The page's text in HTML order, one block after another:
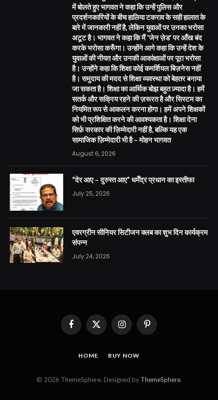
में बोलते हुए भागवत ने कहा कि उन्हें पुलिस और
प्रदर्शनकारियों के बीच हालिया टकराव के सही हालात के
बारे में जानकारी नहीं है, लेकिन युवाओं पर उनका भरोसा
अटूट है। भागवत ने कहा कि मैं ‘जेन ज़ेड’ पर आँख बंद
करके भरोसा करूँगा। उन्होंने आगे कहा कि उन्हें देश के
युवाओं की नीयत और उनकी आकांक्षाओं पर पूरा भरोसा
है। उन्होंने कहा कि शिक्षा कोई कमर्शियल बिज़नेस नहीं
है। समुदाय की मदद से शिक्षा व्यवस्था को बेहतर बनाया
जा सकता है। शिक्षा का आर्थिक बोझ बहुत ज़्यादा है। हमें
सतर्क और सक्रिय रहने की ज़रूरत है और सिस्टम का
नियमित रूप से आकलन करना होगा। हमें अपने शिक्षकों
को भी प्रशिक्षित करने की आवश्यकता है। शिक्षा देना
सिर्फ़ सरकार की ज़िम्मेदारी नहीं है, बल्कि यह एक
सामाजिक ज़िम्मेदारी भी है – मोहन भागवत
August 6, 2026
“देर आए – दुरुस्त आए” धर्मेंद्र प्रधान का इस्तीफा
July 25, 2026
एवरग्रीन सीनियर सिटीजन क्लब का शुभ दिन कार्यक्रम
संपन्न
July 24, 2026
FacebookX
InstagramPinterest
HOME BUY NOW
© 2026 ThemeSphere. Designed by ThemeSphere.